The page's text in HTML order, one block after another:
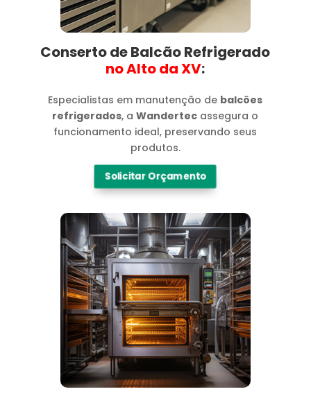
Conserto de Balcão Refrigerado
no Alto da XV​:
Especialistas em manutenção de balcões
refrigerados, aWandertec assegura o
funcionamento ideal, preservando seus
produtos.
Solicitar Orçamento